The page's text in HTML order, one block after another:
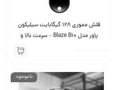
فلش مموری 128 گیگابایت سیلیکون
پاور مدل Blaze B10 – سرعت بالا و
ناموجود